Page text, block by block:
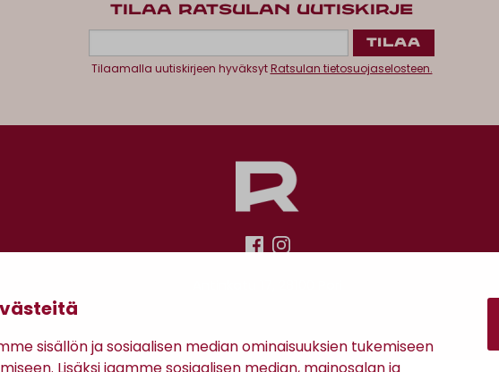
sisällön ja sosiaalisen median ominaisuuksien tukemiseen
TILAA RATSULAN UUTISKIRJE
Tilaamalla uutiskirjeen hyväksytRatsulan tietosuojaselosteen.